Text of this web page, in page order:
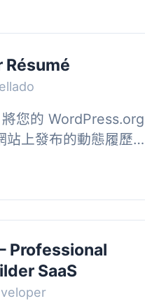
您的 WordPress.org
上發布的動態履歷。
或組...
Professional
SaaS